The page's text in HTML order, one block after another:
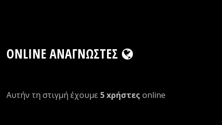
ONLINE ΑΝΑΓΝΏΣΤΕΣ
Αυτήν τη στιγμή έχουμε 5 xρήστες οnline